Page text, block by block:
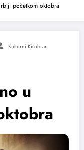
početkom oktobra
Kulturni Kišobran
u